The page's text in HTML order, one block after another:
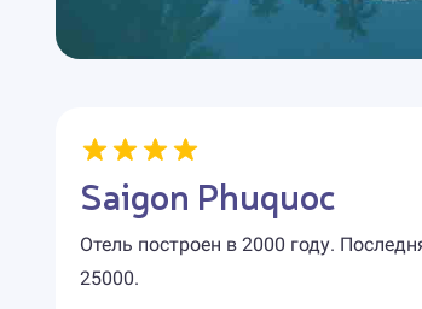
Saigon Phuquoc
Отель построен в 2000 году.
25000.